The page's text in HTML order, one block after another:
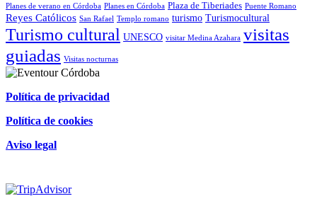
Planes de verano en Córdoba Planes en Córdoba Plaza de Tiberiades Puente Romano
Reyes Católicos San Rafael Templo romano turismo Turismocultural
Turismo cultural UNESCO visitar Medina Azahara visitas
guiadas Visitas nocturnas
Política de privacidad
Política de cookies
Aviso legal